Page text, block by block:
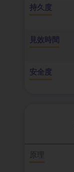
持久度
見效時間
安全度
原理